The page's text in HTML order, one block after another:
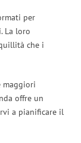
per
La loro
che i
maggiori
offre un
a pianificare il